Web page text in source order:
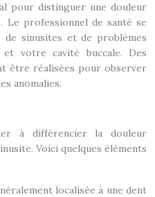
pour distinguer une douleur
Le professionnel de santé se
de sinusites et de problèmes
et votre cavité buccale. Des
être réalisées pour observer
anomalies.
à différencier la douleur
Voici quelques éléments
localisée à une dent